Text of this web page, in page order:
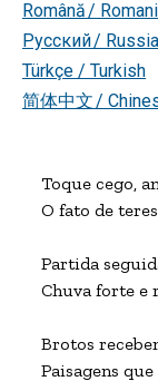
Română /
Русский /
Türkçe / Turkish
简体中文 /
Toque cego,
O fato de
Partida
Chuva forte e
Brotos
Paisagens